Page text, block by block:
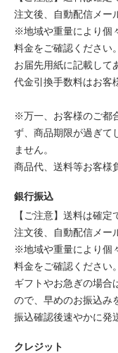
注文後、自動配信メー
※地域や重量により個
料金をご確認ください。
お届先用紙に記載して
代金引換手数料はお客
※万一、お客様のご都
ず、商品期限が過ぎて
ません。
商品代、送料等お客様
銀行振込
【ご注意】送料は確定
注文後、自動配信メー
※地域や重量により個
料金をご確認ください。
ギフトやお急ぎの場合
ので、早めのお振込み
振込確認後速やかに発
クレジット